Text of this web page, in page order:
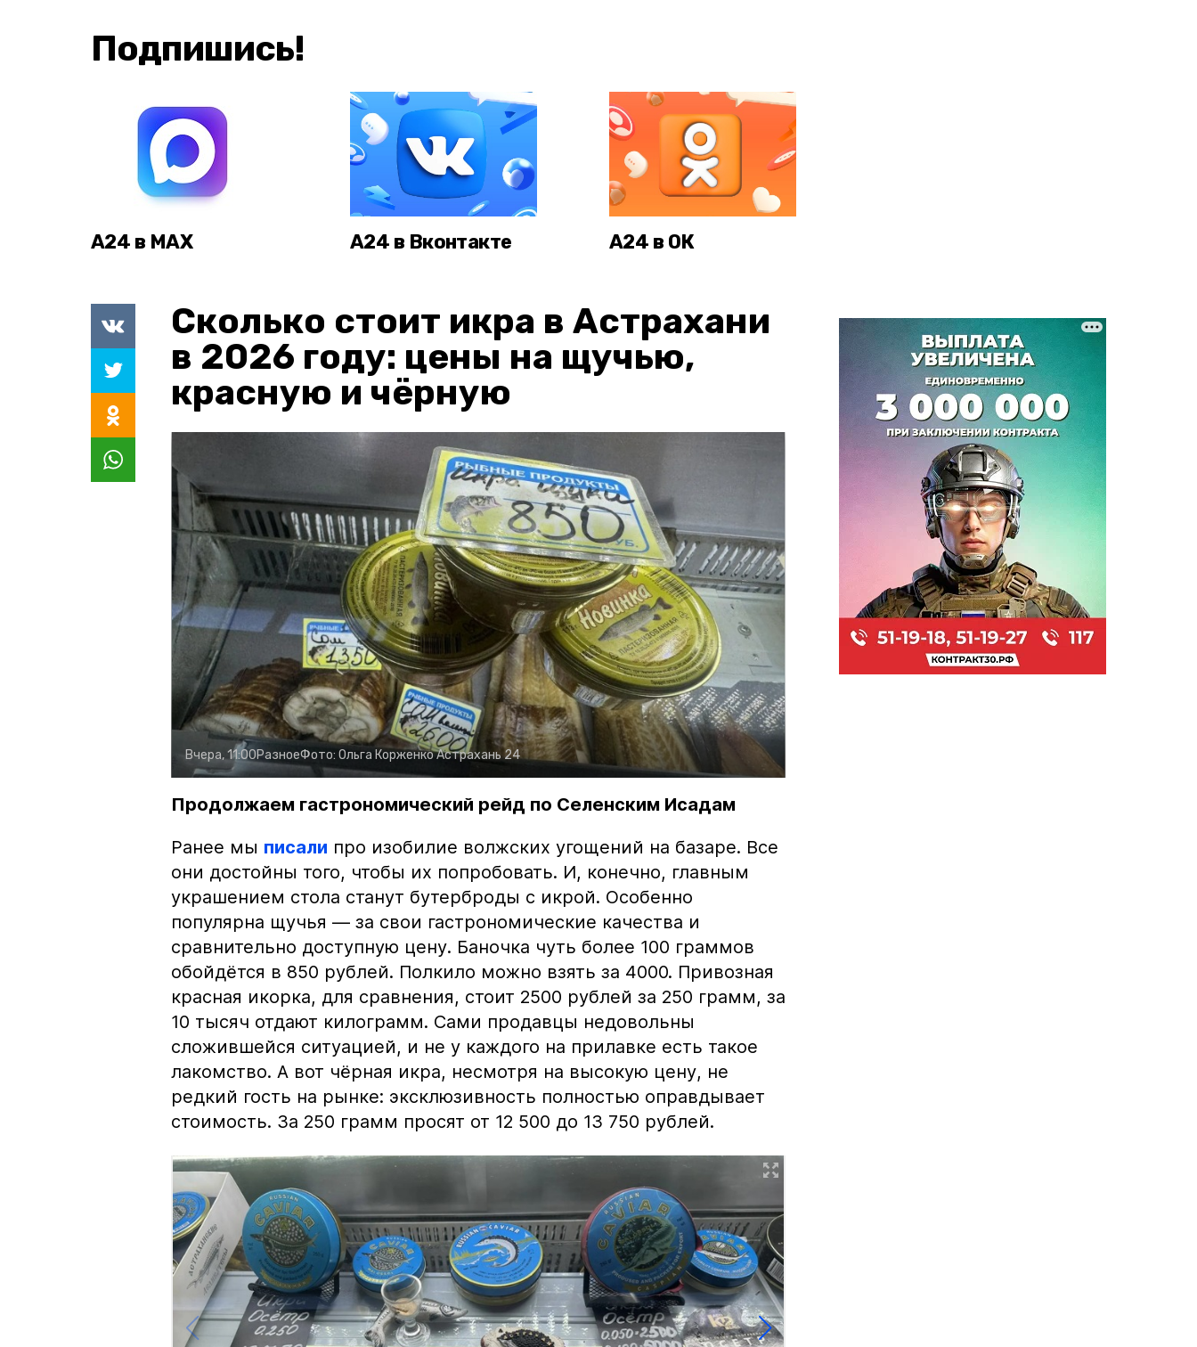
Подпишись!
А24 в MAX А24 в Вконтакте А24 в ОК
Сколько стоит икра в Астрахани
в 2026 году: цены на щучью,
красную и чёрную
Вчера, 11:00РазноеФото: Ольга КорженкоАстрахань 24
Продолжаем гастрономический рейд по Селенским Исадам
Ранее мы писали про изобилие волжских угощений на базаре. Все
они достойны того, чтобы их попробовать. И, конечно, главным
украшением стола станут бутерброды с икрой. Особенно
популярна щучья — за свои гастрономические качества и
сравнительно доступную цену. Баночка чуть более 100 граммов
обойдётся в 850 рублей. Полкило можно взять за 4000. Привозная
красная икорка, для сравнения, стоит 2500 рублей за 250 грамм, за
10 тысяч отдают килограмм. Сами продавцы недовольны
сложившейся ситуацией, и не у каждого на прилавке есть такое
лакомство. А вот чёрная икра, несмотря на высокую цену, не
редкий гость на рынке: эксклюзивность полностью оправдывает
стоимость. За 250 грамм просят от 12 500 до 13 750 рублей.